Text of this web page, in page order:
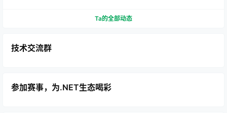
Ta的全部动态
技术交流群
参加赛事，为.NET生态喝彩